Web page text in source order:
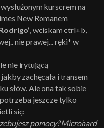
kursorem na
New Romanem
, wciskam ctrl+b,
nie prawej... ręki* w
nie irytującą
zachęcała i transem
słów. Ale ona tak sobie
jeszcze tylko
się:
pomocy? Microhard